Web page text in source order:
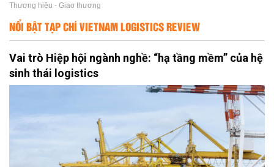
Thương hiệu - Giao thương
NỔI BẬT TẠP CHÍ VIETNAM LOGISTICS REVIEW
Vai trò Hiệp hội ngành nghề: “hạ tầng mềm” của hệ
sinh thái logistics